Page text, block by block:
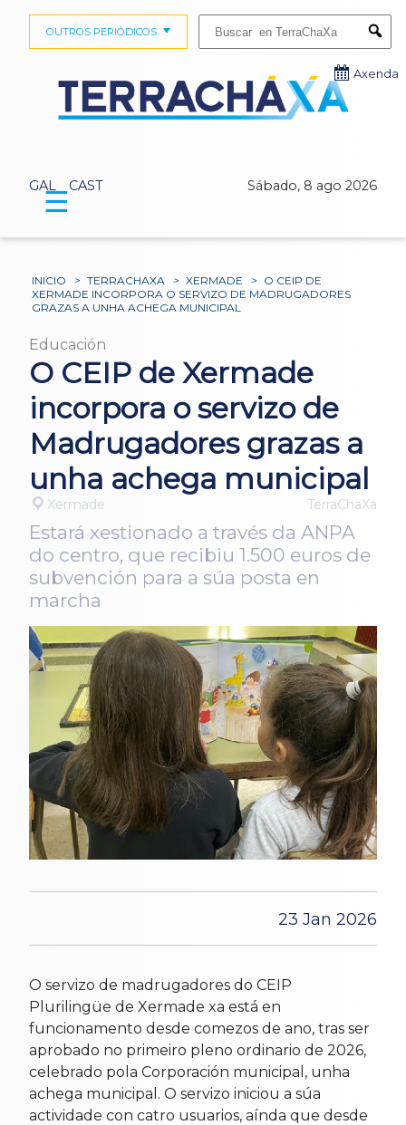
GAL CAST Sábado, 8 ago 2026
OUTROS PERIÓDICOS
Axenda
☰
INICIO > TERRACHAXA > XERMADE > O CEIP DE
XERMADE INCORPORA O SERVIZO DE MADRUGADORES
GRAZAS A UNHA ACHEGA MUNICIPAL
Educación
O CEIP de Xermade
incorpora o servizo de
Madrugadores grazas a
unha achega municipal
Xermade TerraChaXa
Estará xestionado a través da ANPA
do centro, que recibiu 1.500 euros de
subvención para a súa posta en
marcha
23 Jan 2026
O servizo de madrugadores do CEIP
Plurilingüe de Xermade xa está en
funcionamento desde comezos de ano, tras ser
aprobado no primeiro pleno ordinario de 2026,
celebrado pola Corporación municipal, unha
achega municipal. O servizo iniciou a súa
actividade con catro usuarios, aínda que desde